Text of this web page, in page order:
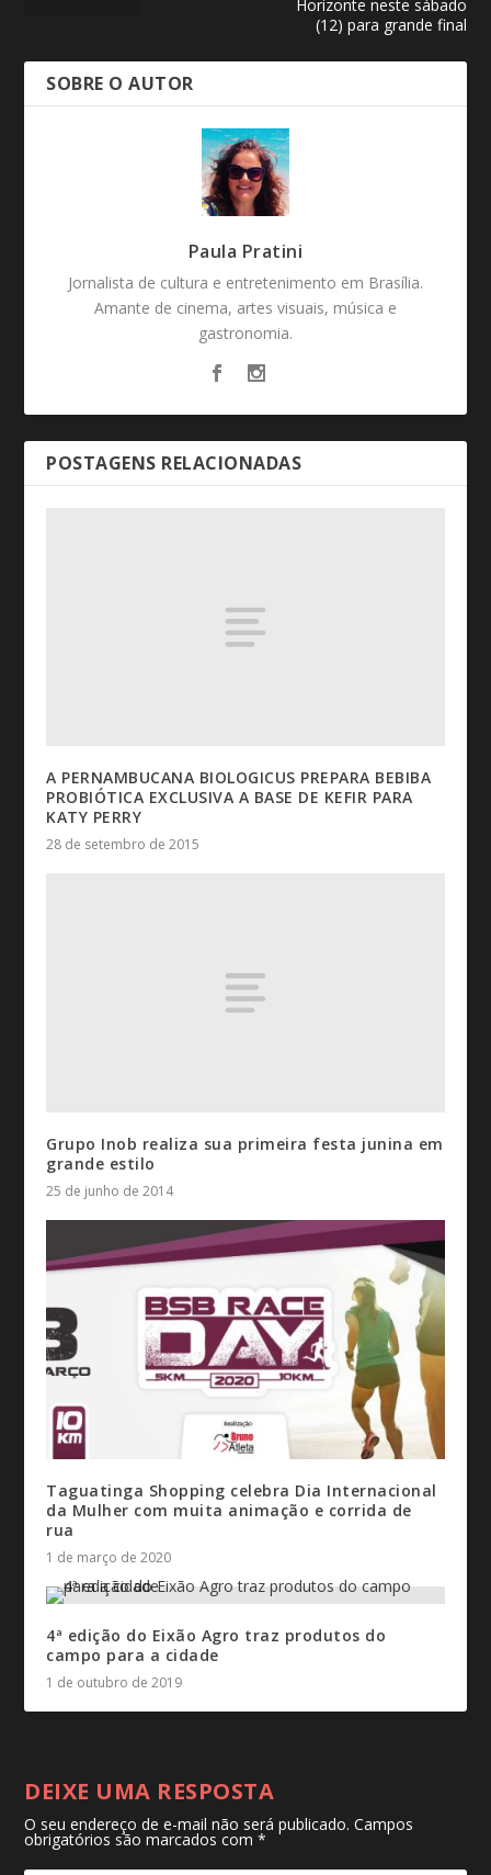
Horizonte neste sábado
(12) para grande final
SOBRE O AUTOR
Paula Pratini
Jornalista de cultura e entretenimento em Brasília.
Amante de cinema, artes visuais, música e
gastronomia.
POSTAGENS RELACIONADAS
A PERNAMBUCANA BIOLOGICUS PREPARA BEBIBA
PROBIÓTICA EXCLUSIVA A BASE DE KEFIR PARA
KATY PERRY
28 de setembro de 2015
Grupo Inob realiza sua primeira festa junina em
grande estilo
25 de junho de 2014
Taguatinga Shopping celebra Dia Internacional
da Mulher com muita animação e corrida de
rua
1 de março de 2020
4ª edição do Eixão Agro traz produtos do
campo para a cidade
1 de outubro de 2019
DEIXE UMA RESPOSTA
O seu endereço de e-mail não será publicado. Campos
obrigatórios são marcados com*